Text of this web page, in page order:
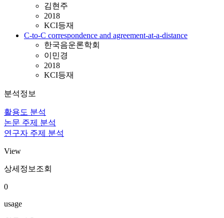
김현주
2018
KCI등재
C-to-C correspondence and agreement-at-a-distance
한국음운론학회
이민경
2018
KCI등재
분석정보
활용도 분석
논문 주제 분석
연구자 주제 분석
View
상세정보조회
0
usage